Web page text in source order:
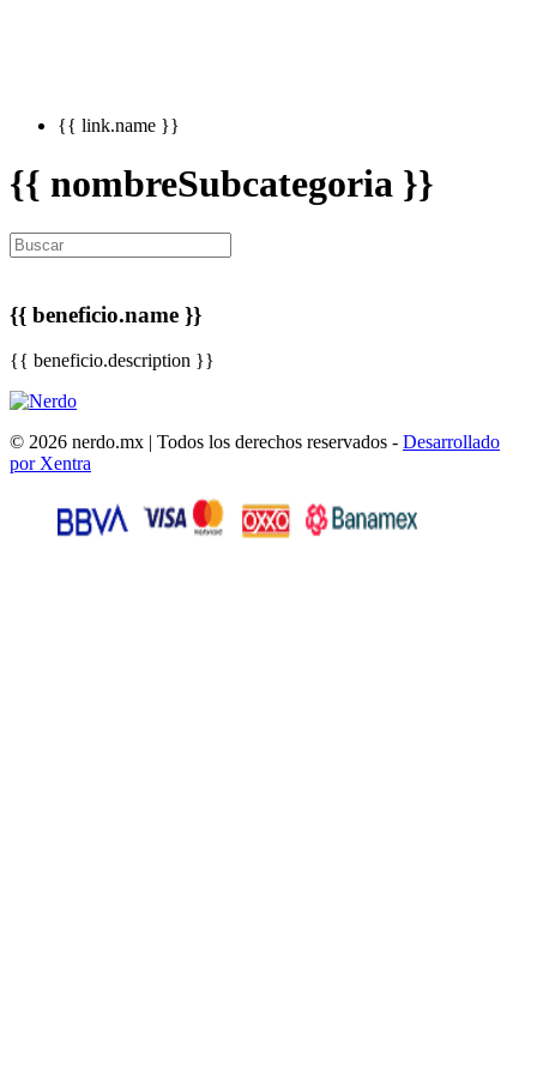
{{ link.name }}
{{ nombreSubcategoria }}
{{ beneficio.name }}
{{ beneficio.description }}
© 2026 nerdo.mx | Todos los derechos reservados - Desarrollado
por Xentra